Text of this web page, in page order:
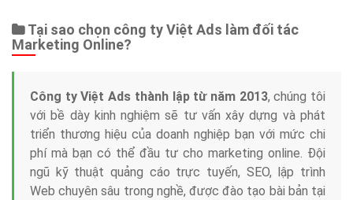
Tại sao chọn công ty Việt Ads làm đối tác
Marketing Online?
Công ty Việt Ads thành lập từ năm 2013, chúng tôi
với bề dày kinh nghiệm sẽ tư vấn xây dựng và phát
triển thương hiệu của doanh nghiệp bạn với mức chi
phí mà bạn có thể đầu tư cho marketing online. Đội
ngũ kỹ thuật quảng cáo trực tuyến, SEO, lập trình
Web chuyên sâu trong nghề, được đào tạo bài bản tại